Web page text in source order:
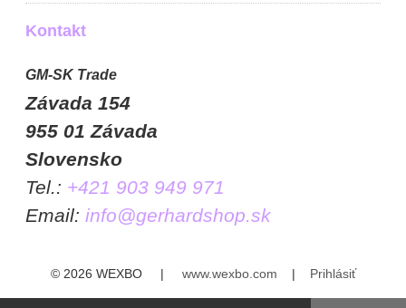
Kontakt
GM-SK Trade
Závada 154
955 01 Závada
Slovensko
Tel.: +421 903 949 971
Email: info@gerhardshop.sk
© 2026 WEXBO | www.wexbo.com | Prihlásiť